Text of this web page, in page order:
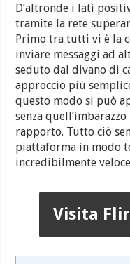
D’altronde i lati
tramite la rete
Primo tra tutti vi è la
inviare messaggi ad
seduto dal divano di
approccio più
questo modo si può
senza
rapporto. Tutto ciò
piattaforma in modo
incredibilmente
Visita